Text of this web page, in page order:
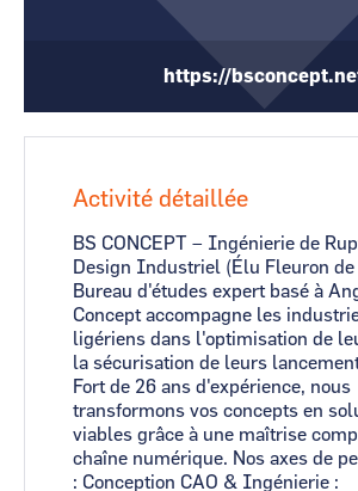
CCI Businesshttps://
Activité détaillée
BS CONCEPT – Ingénierie de
Design Industriel (Élu Fleuron
Bureau d'études expert basé à
Concept accompagne les
ligériens dans l'optimisation de
la sécurisation de leurs
Fort de 26 ans d'expérience, nous
transformons vos concepts en
viables grâce à une maîtrise
chaîne numérique. Nos axes de
: Conception CAO & Ingénierie :